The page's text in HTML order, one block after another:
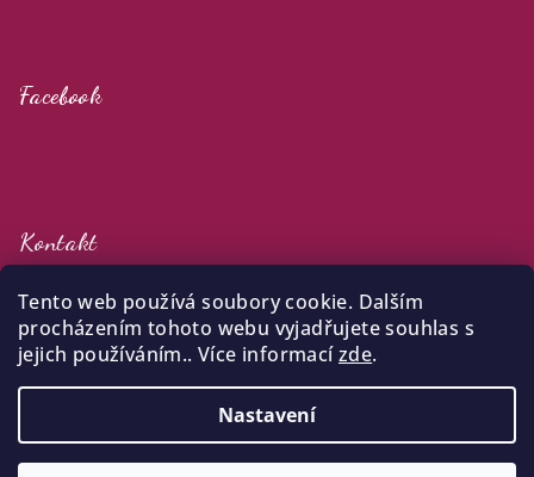
Tento web používá soubory cookie. Dalším
procházením tohoto webu vyjadřujete souhlas s
jejich používáním.. Více informacízde.
Nastavení
Facebook
Kontakt
klara@zijuradost.cz
+420 732 387 738
Copyright 2026Klára Hrubá - Žiju radost. Všechna práva
vyhrazena.